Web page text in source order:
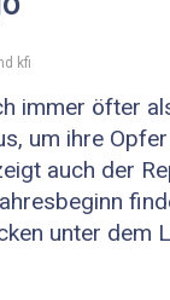
kfi
immer öfter
um ihre
auch der
unter dem